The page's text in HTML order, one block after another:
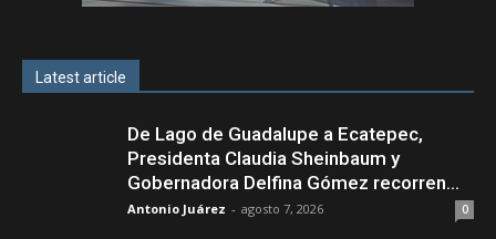
Latest article
De Lago de Guadalupe a Ecatepec,
Presidenta Claudia Sheinbaum y
Gobernadora Delfina Gómez recorren...
Antonio Juárez - agosto 7, 2026 0